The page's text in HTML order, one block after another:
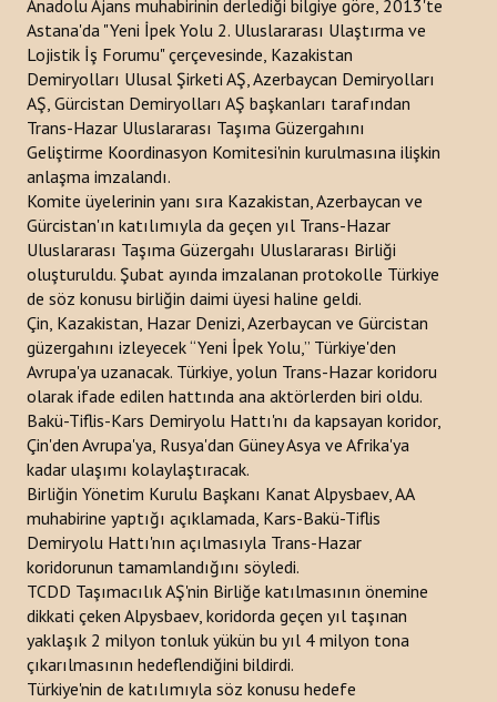
YAYINLAR
Bültenler
Raporlar
Duyurular
Kitaplar
Türk Dünyası Stratejik Araştırmalar Merkezi Analizi
PROJELER
İLETIŞIM
arama...
Anadolu Ajans muhabirinin derlediği bilgiye göre, 2013'te
Astana'da "Yeni İpek Yolu 2. Uluslararası Ulaştırma ve
Lojistik İş Forumu" çerçevesinde, Kazakistan
Demiryolları Ulusal Şirketi AŞ, Azerbaycan Demiryolları
AŞ, Gürcistan Demiryolları AŞ başkanları tarafından
Trans-Hazar Uluslararası Taşıma Güzergahını
Geliştirme Koordinasyon Komitesi'nin kurulmasına ilişkin
anlaşma imzalandı.
Komite üyelerinin yanı sıra Kazakistan, Azerbaycan ve
Gürcistan'ın katılımıyla da geçen yıl Trans-Hazar
Uluslararası Taşıma Güzergahı Uluslararası Birliği
oluşturuldu. Şubat ayında imzalanan protokolle Türkiye
de söz konusu birliğin daimi üyesi haline geldi.
Çin, Kazakistan, Hazar Denizi, Azerbaycan ve Gürcistan
güzergahını izleyecek “Yeni İpek Yolu,” Türkiye'den
Avrupa'ya uzanacak. Türkiye, yolun Trans-Hazar koridoru
olarak ifade edilen hattında ana aktörlerden biri oldu.
Bakü-Tiflis-Kars Demiryolu Hattı'nı da kapsayan koridor,
Çin'den Avrupa'ya, Rusya'dan Güney Asya ve Afrika'ya
kadar ulaşımı kolaylaştıracak.
Birliğin Yönetim Kurulu Başkanı Kanat Alpysbaev, AA
muhabirine yaptığı açıklamada, Kars-Bakü-Tiflis
Demiryolu Hattı'nın açılmasıyla Trans-Hazar
koridorunun tamamlandığını söyledi.
TCDD Taşımacılık AŞ'nin Birliğe katılmasının önemine
dikkati çeken Alpysbaev, koridorda geçen yıl taşınan
yaklaşık 2 milyon tonluk yükün bu yıl 4 milyon tona
çıkarılmasının hedeflendiğini bildirdi.
Türkiye'nin de katılımıyla söz konusu hedefe